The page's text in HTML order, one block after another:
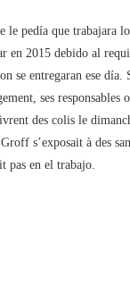
le pedía que trabajara
en 2015 debido al
se entregaran ese día.
ses responsables
des colis le
s’exposait à des
pas en el trabajo.